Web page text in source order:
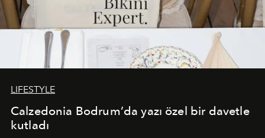
LIFESTYLE
Calzedonia Bodrum’da yazı özel bir davetle
kutladı